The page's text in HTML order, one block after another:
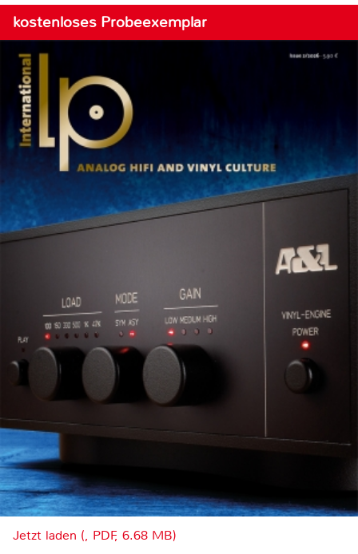
kostenloses Probeexemplar
Jetzt laden (, PDF, 6.68 MB)